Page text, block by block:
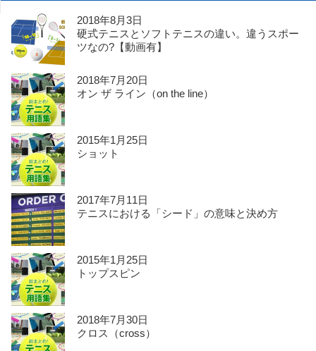
2018年8月3日
硬式テニスとソフトテニスの違い。違うスポー
ツなの?【動画有】
2018年7月20日
オン ザ ライン（on the line）
2015年1月25日
ショット
2017年7月11日
テニスにおける「シード」の意味と決め方
2015年1月25日
トップスピン
2018年7月30日
クロス（cross）